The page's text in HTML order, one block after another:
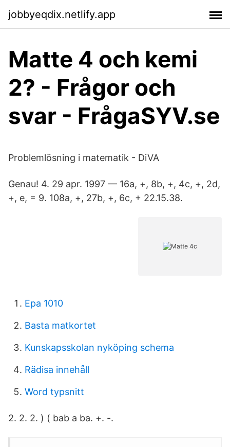
jobbyeqdix.netlify.app
Matte 4 och kemi
2? - Frågor och
svar - FrågaSYV.se
Problemlösning i matematik - DiVA
Genau! 4. 29 apr. 1997 — 16a, +, 8b, +, 4c, +, 2d,
+, e, = 9. 108a, +, 27b, +, 6c, + 22.15.38.
Epa 1010
Basta matkortet
Kunskapsskolan nyköping schema
Rädisa innehåll
Word typsnitt
2. 2. 2. ) ( bab a ba. +. -.